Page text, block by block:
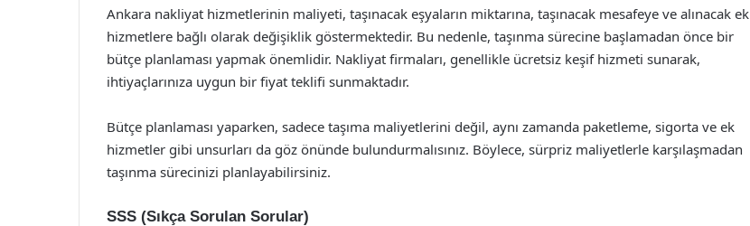
Ankara nakliyat hizmetlerinin maliyeti, taşınacak eşyaların miktarına, taşınacak mesafeye ve alınacak ek
hizmetlere bağlı olarak değişiklik göstermektedir. Bu nedenle, taşınma sürecine başlamadan önce bir
bütçe planlaması yapmak önemlidir. Nakliyat firmaları, genellikle ücretsiz keşif hizmeti sunarak,
ihtiyaçlarınıza uygun bir fiyat teklifi sunmaktadır.
Bütçe planlaması yaparken, sadece taşıma maliyetlerini değil, aynı zamanda paketleme, sigorta ve ek
hizmetler gibi unsurları da göz önünde bulundurmalısınız. Böylece, sürpriz maliyetlerle karşılaşmadan
taşınma sürecinizi planlayabilirsiniz.
SSS (Sıkça Sorulan Sorular)